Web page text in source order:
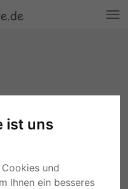
ist uns
und
Ihnen ein besseres